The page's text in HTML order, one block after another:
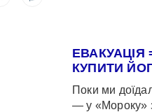
КУПИТИ
Поки ми
— у «Мороку»